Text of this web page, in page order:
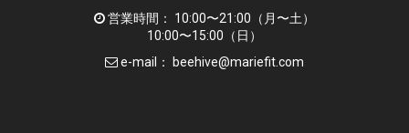
営業時間： 10:00〜21:00（月〜土）
10:00〜15:00（日）
e-mail：
beehive@mariefit.com